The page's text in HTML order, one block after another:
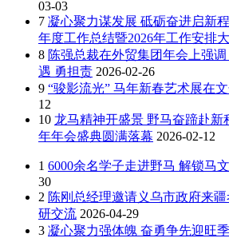
03-03
7 凝心聚力谋发展 砥砺奋进启新
年度工作总结暨2026年工作安排
8 陈强总裁在外贸集团年会上强
遇 勇担责 2026-02-26
9 “骏影流光” 马年新春艺术展在
12
10 龙马精神开盛景 野马奋蹄赴
年年会盛典圆满落幕 2026-02-12
1 6000余名学子走进野马 解锁马
30
2 陈刚总经理邀请义乌市政府来
研交流 2026-04-29
3 凝心聚力强体魄 奋勇争先迎旺